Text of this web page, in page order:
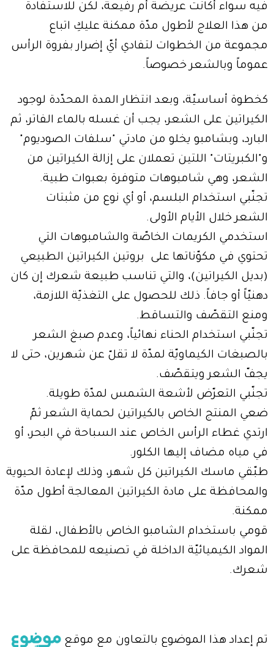
فيه سواء أكانت عريضة أم رفيعة، لكن للاستفادة
من هذا العلاج لأطول مدّة ممكنة عليكِ اتباع
مجموعة من الخطوات لتفادي أيّ إضرار بفروة الرأس
عموماً وبالشعر خصوصاً.
كخطوة أساسيّة، وبعد انتظار المدة المحدّدة لوجود
الكيراتين على الشعر، يجب أن غسله بالماء الفاتر، ثم
البارد، وبشامبو يخلو من مادتي "سلفات الصوديوم"
و"الكبريتات" اللتين تعملان على إزالة الكيراتين من
الشعر، وهي شامبوهات متوفرة بعبوات طبية.
تجنّبي استخدام البلسم، أو أي نوع من مثبتات
الشعر خلال الأيام الأولى.
استخدمي الكريمات الخاصّة والشامبوهات التي
تحتوي في مكوّناتها على بروتين الكيراتين الطبيعي
(بديل الكيراتين)، والتي تناسب طبيعة شعرك إن كان
دهنيّاً أو جافاً. ذلك للحصول على التغذيّة اللازمة،
ومنع التقصّف والتساقط.
تجنّبي استخدام الحناء نهائياً، وعدم صبغ الشعر
بالصبغات الكيماويّة لمدّة لا تقلّ عن شهرين، حتى لا
يجفّ الشعر ويتقصّف.
تجنّبي التعرّض لأشعة الشمس لمدّة طويلة.
ضعي المنتج الخاص بالكيراتين لحماية الشعر ثمّ
ارتدي غطاء الرأس الخاص عند السباحة في البحر، أو
في مياه مضاف إليها الكلور.
طبّقي ماسك الكيراتين كل شهر، وذلك لإعادة الحيوية
والمحافظة على مادة الكيراتين المعالجة أطول مدّة
ممكنة.
قومي باستخدام الشامبو الخاص بالأطفال، لقلة
المواد الكيميائيّة الداخلة في تصنيعه للمحافظة على
شعرك.
تم إعداد هذا الموضوع بالتعاون مع موقع